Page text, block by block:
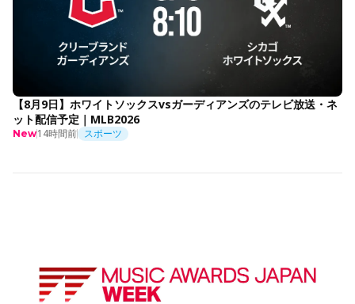
【8月9日】ホワイトソックスvsガーディアンズのテレビ放送・ネ
ット配信予定｜MLB2026
New14時間前 スポーツ